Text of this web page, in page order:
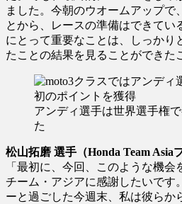
ました。今朝のウオームアップで
とから、レースの準備はできてい
にとって重要なことは、しっかり
たことの結果を見ることができた
アンディ選手は世界選手権
た
松山拓磨 選手（Honda Team Asia
「最初に、今回、このような機会
チーム・アジアに感謝したいです
ーと過ごした今週末、私は彼らか